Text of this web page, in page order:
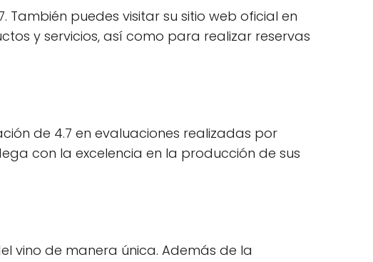
puedes visitar su sitio web oficial en
y servicios, así como para realizar reservas
de 4.7 en evaluaciones realizadas por
con la excelencia en la producción de sus
vino de manera única. Además de la